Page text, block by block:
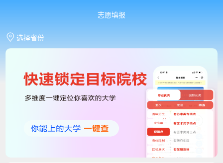
志愿填报
选择省份